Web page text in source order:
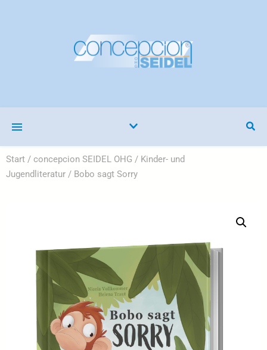
Start / concepcion SEIDEL OHG / Kinder- und
Jugendliteratur / Bobo sagt Sorry